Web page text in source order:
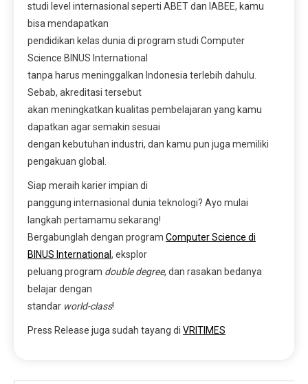
studi level internasional seperti ABET dan IABEE, kamu
bisa mendapatkan
pendidikan kelas dunia di program studi Computer
Science BINUS International
tanpa harus meninggalkan Indonesia terlebih dahulu.
Sebab, akreditasi tersebut
akan meningkatkan kualitas pembelajaran yang kamu
dapatkan agar semakin sesuai
dengan kebutuhan industri, dan kamu pun juga memiliki
pengakuan global.
Siap meraih karier impian di
panggung internasional dunia teknologi? Ayo mulai
langkah pertamamu sekarang!
Bergabunglah dengan program Computer Science di
BINUS International , eksplor
peluang program double degree, dan rasakan bedanya
belajar dengan
standar world-class!
Press Release juga sudah tayang di VRITIMES